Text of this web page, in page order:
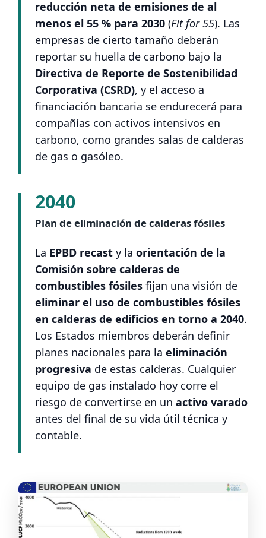
reducción neta de emisiones de al
menos el 55 % para 2030 (Fit for 55). Las
empresas de cierto tamaño deberán
reportar su huella de carbono bajo la
Directiva de Reporte de Sostenibilidad
Corporativa (CSRD), y el acceso a
financiación bancaria se endurecerá para
compañías con activos intensivos en
carbono, como grandes salas de calderas
de gas o gasóleo.
2040
Plan de eliminación de calderas fósiles
La EPBD recast y la orientación de la
Comisión sobre calderas de
combustibles fósiles fijan una visión de
eliminar el uso de combustibles fósiles
en calderas de edificios en torno a 2040.
Los Estados miembros deberán definir
planes nacionales para la eliminación
progresiva de estas calderas. Cualquier
equipo de gas instalado hoy corre el
riesgo de convertirse en un activo varado
antes del final de su vida útil técnica y
contable.